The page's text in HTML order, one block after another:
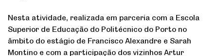
Nesta atividade, realizada em parceria com a Escola
Superior de Educação do Politécnico do Porto no
âmbito do estágio de Francisco Alexandre e Sarah
Montino e com a participação dos vizinhos Artur